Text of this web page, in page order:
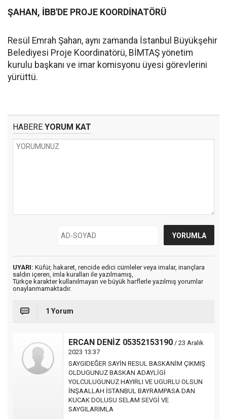
ŞAHAN, İBB'DE PROJE KOORDİNATÖRÜ
Resül Emrah Şahan, aynı zamanda İstanbul Büyükşehir
Belediyesi Proje Koordinatörü, BİMTAŞ yönetim
kurulu başkanı ve imar komisyonu üyesi görevlerini
yürüttü.
HABERE YORUM KAT
UYARI: Küfür, hakaret, rencide edici cümleler veya imalar, inançlara
saldırı içeren, imla kuralları ile yazılmamış,
Türkçe karakter kullanılmayan ve büyük harflerle yazılmış yorumlar
onaylanmamaktadır.
1 Yorum
ERCAN DENİZ 05352153190 / 23 Aralık
2023 13:37
SAYGIDEĞER SAYİN RESUL BASKANİM ÇIKMIŞ
OLDUGUNUZ BASKAN ADAYLİGİ
YOLCULUGUNUZ HAYIRLI VE UGURLU OLSUN
İNŞAALLAH İSTANBUL BAYRAMPASA DAN
KUCAK DOLUSU SELAM SEVGİ VE
SAYGILARIMLA